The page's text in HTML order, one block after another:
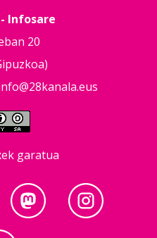
Infosare
20
garatua